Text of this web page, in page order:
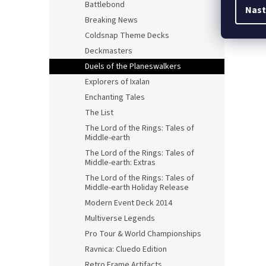
Battlebond
Breaking News
Coldsnap Theme Decks
Deckmasters
Duels of the Planeswalkers
Explorers of Ixalan
Enchanting Tales
The List
The Lord of the Rings: Tales of
Middle-earth
The Lord of the Rings: Tales of
Middle-earth: Extras
The Lord of the Rings: Tales of
Middle-earth Holiday Release
Modern Event Deck 2014
Multiverse Legends
Pro Tour & World Championships
Ravnica: Cluedo Edition